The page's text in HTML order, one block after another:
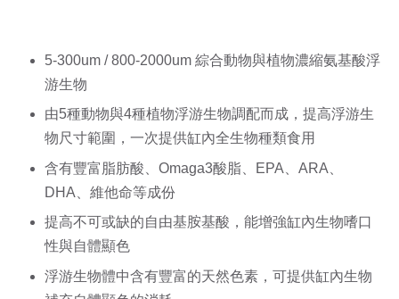
5-300um / 800-2000um 綜合動物與植物濃縮氨基酸浮
游生物
由5種動物與4種植物浮游生物調配而成，提高浮游生
物尺寸範圍，一次提供缸內全生物種類食用
含有豐富脂肪酸、Omaga3酸脂、EPA、ARA、
DHA、維他命等成份
提高不可或缺的自由基胺基酸，能增強缸內生物嗜口
性與自體顯色
浮游生物體中含有豐富的天然色素，可提供缸內生物